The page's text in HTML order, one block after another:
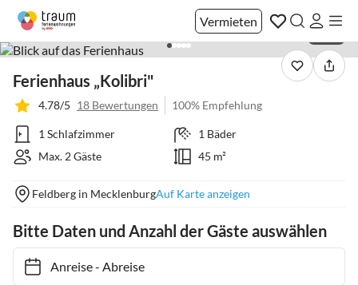
Vermieten
Ferienhaus „Kolibri"
4.78/5 18 Bewertungen 100% Empfehlung
1 Schlafzimmer
1 Bäder
Max. 2 Gäste
45 m²
Feldberg in MecklenburgAuf Karte anzeigen
Bitte Daten und Anzahl der Gäste auswählen
Anreise- Abreise